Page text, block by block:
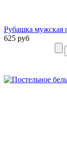
Рубашка мужская
625 руб